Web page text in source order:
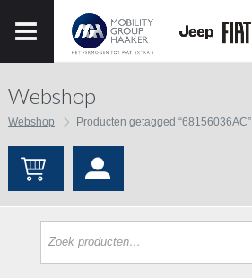
Webshop
Webshop Producten getagged “68156036AC”